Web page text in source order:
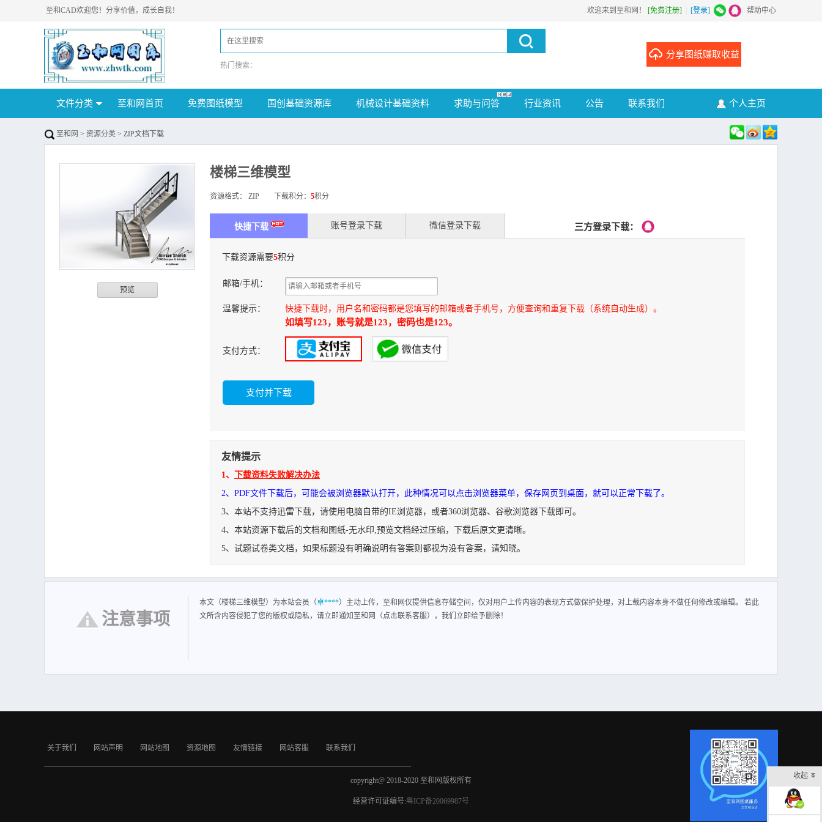
欢迎来到至和网！ [免费注册] [登录] 帮助中心
至和CAD欢迎您！分享价值，成长自我！
热门搜索：
分享图纸赚取收益
文件分类 至和网首页 免费图纸模型 国创基础资源库 机械设计基础资料 求助与问答 行业资讯 公告 联系我们 个人主页
至和网 > 资源分类 > ZIP文档下载
预览
楼梯三维模型
资源格式： ZIP 下载积分： 5积分
快捷下载 账号登录下载 微信登录下载 三方登录下载：
下载资源需要5积分
邮箱/手机：
温馨提示： 快捷下载时，用户名和密码都是您填写的邮箱或者手机号，方便查询和重复下载（系统自动生成）。
如填写123，账号就是123，密码也是123。
支付方式：
友情提示
1、
下载资料失败解决办法
2、PDF文件下载后，可能会被浏览器默认打开，此种情况可以点击浏览器菜单，保存网页到桌面，就可以正常下载了。
3、本站不支持迅雷下载，请使用电脑自带的IE浏览器，或者360浏览器、谷歌浏览器下载即可。
4、本站资源下载后的文档和图纸-无水印,预览文档经过压缩，下载后原文更清晰。
5、试题试卷类文档，如果标题没有明确说明有答案则都视为没有答案，请知晓。
注意事项
本文（楼梯三维模型）为本站会员（卓****）主动上传，至和网仅提供信息存储空间，仅对用户上传内容的表现方式做保护处理，对上载内容本身不做任何修改或编辑。 若此
文所含内容侵犯了您的版权或隐私，请立即通知至和网（点击联系客服），我们立即给予删除！
关于我们 网站声明 网站地图 资源地图 友情链接 网站客服 联系我们
copyright@ 2018-2020 至和网版权所有
经营许可证编号:粤ICP备20069987号
收起
在线客服